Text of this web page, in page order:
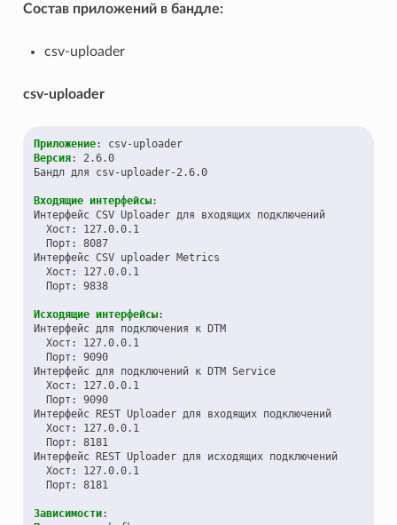
Состав приложений в бандле:
csv-uploader
csv-uploader
Приложение:
csv-uploader
Версия:
2.6.0
Бандл для csv-uploader-2.6.0
Входящие интерфейсы:
Интерфейс CSV Uploader для входящих подключений
Хост :
127.0.0.1
Порт :
8087
Интерфейс CSV uploader Metrics
Хост :
127.0.0.1
Порт : 9838
Исходящие интерфейсы:
Интерфейс для подключения к DTM
Хост :
127.0.0.1
Порт :
9090
Интерфейс для подключений к DTM Service
Хост :
127.0.0.1
Порт :
9090
Интерфейс REST Uploader для входящих подключений
Хост :
127.0.0.1
Порт :
8181
Интерфейс REST Uploader для исходящих подключений
Хост :
127.0.0.1
Порт : 8181
Зависимости: